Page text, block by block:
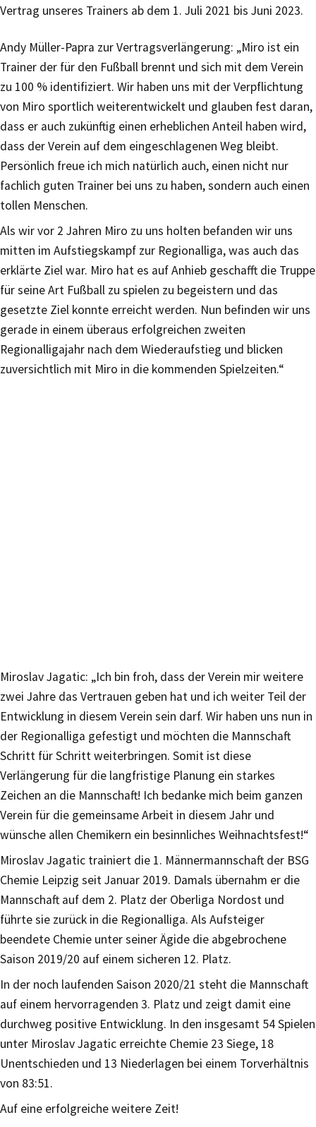
Vertrag unseres Trainers ab dem 1. Juli 2021 bis Juni 2023.
Andy Müller-Papra zur Vertragsverlängerung: „Miro ist ein
Trainer der für den Fußball brennt und sich mit dem Verein
zu 100 % identifiziert. Wir haben uns mit der Verpflichtung
von Miro sportlich weiterentwickelt und glauben fest daran,
dass er auch zukünftig einen erheblichen Anteil haben wird,
dass der Verein auf dem eingeschlagenen Weg bleibt.
Persönlich freue ich mich natürlich auch, einen nicht nur
fachlich guten Trainer bei uns zu haben, sondern auch einen
tollen Menschen.
Als wir vor 2 Jahren Miro zu uns holten befanden wir uns
mitten im Aufstiegskampf zur Regionalliga, was auch das
erklärte Ziel war. Miro hat es auf Anhieb geschafft die Truppe
für seine Art Fußball zu spielen zu begeistern und das
gesetzte Ziel konnte erreicht werden. Nun befinden wir uns
gerade in einem überaus erfolgreichen zweiten
Regionalligajahr nach dem Wiederaufstieg und blicken
zuversichtlich mit Miro in die kommenden Spielzeiten.“
Miroslav Jagatic: „Ich bin froh, dass der Verein mir weitere
zwei Jahre das Vertrauen geben hat und ich weiter Teil der
Entwicklung in diesem Verein sein darf. Wir haben uns nun in
der Regionalliga gefestigt und möchten die Mannschaft
Schritt für Schritt weiterbringen. Somit ist diese
Verlängerung für die langfristige Planung ein starkes
Zeichen an die Mannschaft! Ich bedanke mich beim ganzen
Verein für die gemeinsame Arbeit in diesem Jahr und
wünsche allen Chemikern ein besinnliches Weihnachtsfest!“
Miroslav Jagatic trainiert die 1. Männermannschaft der BSG
Chemie Leipzig seit Januar 2019. Damals übernahm er die
Mannschaft auf dem 2. Platz der Oberliga Nordost und
führte sie zurück in die Regionalliga. Als Aufsteiger
beendete Chemie unter seiner Ägide die abgebrochene
Saison 2019/20 auf einem sicheren 12. Platz.
In der noch laufenden Saison 2020/21 steht die Mannschaft
auf einem hervorragenden 3. Platz und zeigt damit eine
durchweg positive Entwicklung. In den insgesamt 54 Spielen
unter Miroslav Jagatic erreichte Chemie 23 Siege, 18
Unentschieden und 13 Niederlagen bei einem Torverhältnis
von 83:51.
Auf eine erfolgreiche weitere Zeit!